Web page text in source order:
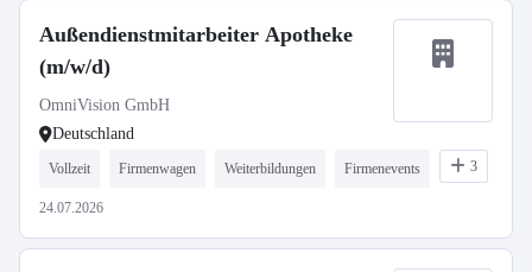
Außendienstmitarbeiter Apotheke
(m/w/d)
OmniVision GmbH
Deutschland
Vollzeit Firmenwagen Weiterbildungen Firmenevents 3
24.07.2026